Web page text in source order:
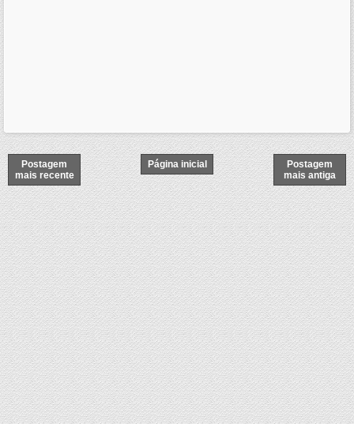
Postagem
mais recente
Postagem
mais antiga
Página inicial